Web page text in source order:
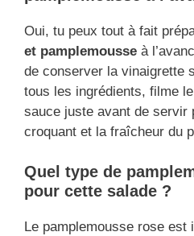
Oui, tu peux tout à fait
et pamplemousse à
de conserver la vinaigrette
tous les ingrédients, filme
sauce juste avant de servir
croquant et la fraîcheur du
Quel type de
pour cette salade ?
Le pamplemousse rose est